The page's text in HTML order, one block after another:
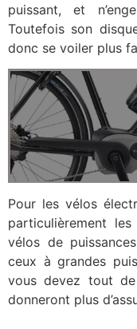
puissant, et
Toutefois son
donc se voiler plus
Pour les vélos
particulièrement
vélos de
ceux à grandes
vous devez tout
donneront plus